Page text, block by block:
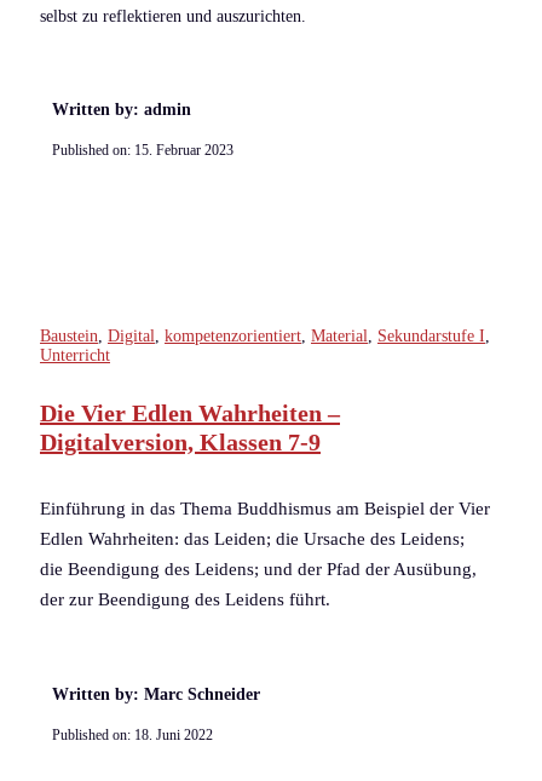
selbst zu reflektieren und auszurichten.
Written by: admin
Published on: 15. Februar 2023
Baustein, Digital, kompetenzorientiert, Material, Sekundarstufe I,
Unterricht
Die Vier Edlen Wahrheiten –
Digitalversion, Klassen 7-9
Einführung in das Thema Buddhismus am Beispiel der Vier
Edlen Wahrheiten: das Leiden; die Ursache des Leidens;
die Beendigung des Leidens; und der Pfad der Ausübung,
der zur Beendigung des Leidens führt.
Written by: Marc Schneider
Published on: 18. Juni 2022